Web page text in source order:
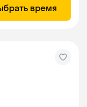
время